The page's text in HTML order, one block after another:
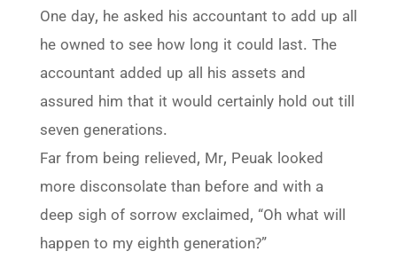
One day, he asked his accountant to add up all
he owned to see how long it could last. The
accountant added up all his assets and
assured him that it would certainly hold out till
seven generations.
Far from being relieved, Mr, Peuak looked
more disconsolate than before and with a
deep sigh of sorrow exclaimed, “Oh what will
happen to my eighth generation?”